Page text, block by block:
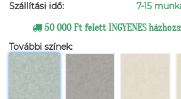
Szállítási idő:
7-15
50 000 Ft felett INGYENES
További színek: